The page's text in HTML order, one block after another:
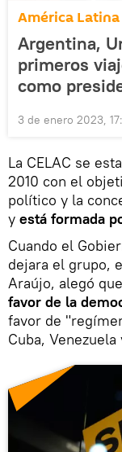
América Latina
Argentina,
primeros
como
3 de enero 2023,
La CELAC se
2010 con el
político y la
y está formada
Cuando el
dejara el grupo,
Araújo, alegó
favor de la
favor de
Cuba,